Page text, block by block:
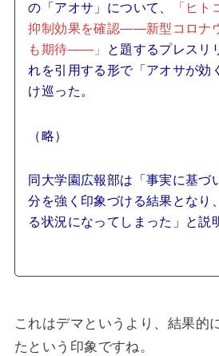
の「アオサ」について、
「ヒ
抑制効果を確認――新型コロナ
も期待――」
と題するプレスリ
れを引用する形で「アオサが効
け巡った。
（略）
同大学園広報部は「事実に基づ
分を強く印象づける結果となり
る状況になってしまった」と説
これはデマというより、結果的
たという印象ですね。